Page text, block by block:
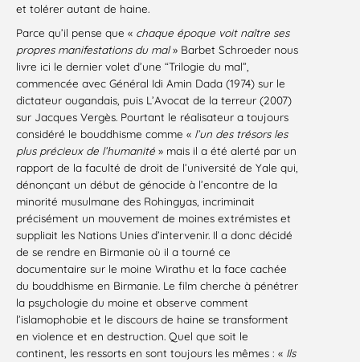
et tolérer autant de haine.
Parce qu’il pense que « chaque époque voit naître ses
propres manifestations du mal» Barbet Schroeder nous
livre ici le dernier volet d’une “Trilogie du mal”,
commencée avec Général Idi Amin Dada (1974) sur le
dictateur ougandais, puis L’Avocat de la terreur (2007)
sur Jacques Vergès. Pourtant le réalisateur a toujours
considéré le bouddhisme comme « l’un des trésors les
plus précieux de l’humanité » mais il a été alerté par un
rapport de la faculté de droit de l’université de Yale qui,
dénonçant un début de génocide à l’encontre de la
minorité musulmane des Rohingyas, incriminait
précisément un mouvement de moines extrémistes et
suppliait les Nations Unies d’intervenir. Il a donc décidé
de se rendre en Birmanie où il a tourné ce
documentaire sur le moine Wirathu et la face cachée
du bouddhisme en Birmanie. Le film cherche à pénétrer
la psychologie du moine et observe comment
l’islamophobie et le discours de haine se transforment
en violence et en destruction. Quel que soit le
continent, les ressorts en sont toujours les mêmes : « Ils